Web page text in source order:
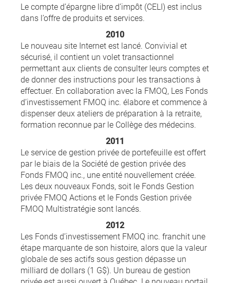
Le compte d’épargne libre d’impôt (CELI) est inclus
dans l’offre de produits et services.
2010
Le nouveau site Internet est lancé. Convivial et
sécurisé, il contient un volet transactionnel
permettant aux clients de consulter leurs comptes et
de donner des instructions pour les transactions à
effectuer. En collaboration avec la FMOQ, Les Fonds
d’investissement FMOQ inc. élabore et commence à
dispenser deux ateliers de préparation à la retraite,
formation reconnue par le Collège des médecins.
2011
Le service de gestion privée de portefeuille est offert
par le biais de la Société de gestion privée des
Fonds FMOQ inc., une entité nouvellement créée.
Les deux nouveaux Fonds, soit le Fonds Gestion
privée FMOQ Actions et le Fonds Gestion privée
FMOQ Multistratégie sont lancés.
2012
Les Fonds d’investissement FMOQ inc. franchit une
étape marquante de son histoire, alors que la valeur
globale de ses actifs sous gestion dépasse un
milliard de dollars (1 G$). Un bureau de gestion